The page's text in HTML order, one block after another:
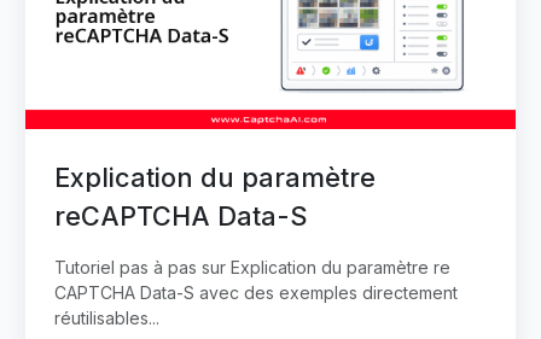
Explication du paramètre
reCAPTCHA Data-S
Tutoriel pas à pas sur Explication du paramètre re
CAPTCHA Data-S avec des exemples directement
réutilisables...